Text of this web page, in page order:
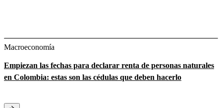
Macroeconomía
Empiezan las fechas para declarar renta de personas naturales
en Colombia: estas son las cédulas que deben hacerlo